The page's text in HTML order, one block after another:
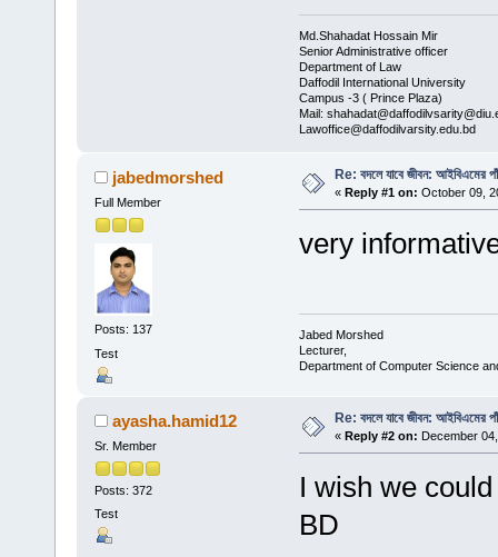
Md.Shahadat Hossain Mir
Senior Administrative officer
Department of Law
Daffodil International University
Campus -3 ( Prince Plaza)
Mail:
Lawoffice@daffodilvarsity.edu.bd
jabedmorshed
Full Member
Posts: 137
Test
Re: বদলে যাবে জীবন: আইবিএমের
« Reply #1 on: October 09,
very
Jabed Morshed
Lecturer,
Department of Computer Science
ayasha.hamid12
Sr. Member
Posts: 372
Test
Re: বদলে যাবে জীবন: আইবিএমের
« Reply #2 on: December
I wish we
BD